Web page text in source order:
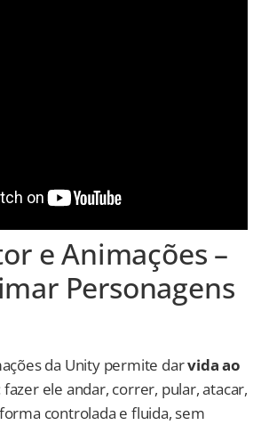
e Animações –
Personagens
da Unity permite darvida ao
fazer ele andar, correr, pular, atacar,
controlada e fluida, sem